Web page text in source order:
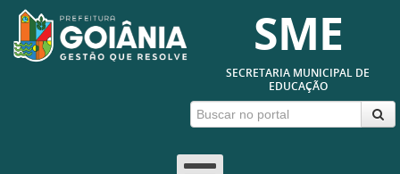
SME
SECRETARIA MUNICIPAL DE
EDUCAÇÃO